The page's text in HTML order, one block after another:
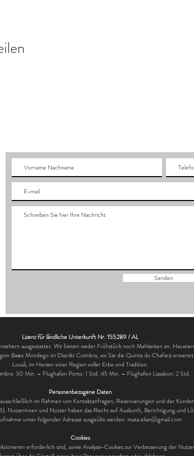
Senden
Lizenz für ländliche Unterkunft Nr. 155289 / AL
ausgestattet. Wir bieten weder Frühstück noch Mahlzeiten an.
Baixo Mondego im Distrikt Coimbra, wo Sie die Quinta do Chafariz
Lousã, im Herzen einer Region voller Erbe und Tradition.
30 Min. – Flughafen Porto: 1 Std. 45 Min. – Flughafen Lissabon: 2 Std.
Personenbezogene Daten
im Rahmen von Kontaktanfragen, Reservierungen und der
und Nutzer haben das Recht auf Auskunft, Berichtigung und
unter folgender Adresse ausgeübt werden: mata.elian@gmail.com
Cookies
erforderlich sind, sowie Analyse-Cookies zur Verbesserung der